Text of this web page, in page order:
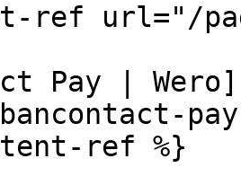
ref url="/
Pay |
ref %}